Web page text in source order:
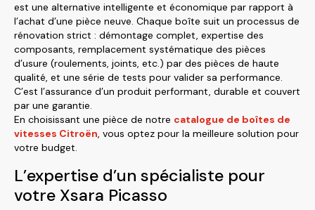
est une alternative intelligente et économique par rapport à
l’achat d’une pièce neuve. Chaque boîte suit un processus de
rénovation strict : démontage complet, expertise des
composants, remplacement systématique des pièces
d’usure (roulements, joints, etc.) par des pièces de haute
qualité, et une série de tests pour valider sa performance.
C’est l’assurance d’un produit performant, durable et couvert
par une garantie.
En choisissant une pièce de notre catalogue de boîtes de
vitesses Citroën, vous optez pour la meilleure solution pour
votre budget.
L’expertise d’un spécialiste pour
votre Xsara Picasso